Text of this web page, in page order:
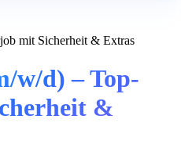
mit Sicherheit & Extras
w/d) – Top-
&